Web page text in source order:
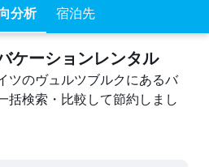
分析 宿泊先
ケーションレンタル
ツのヴュルツブルクにあるバ
括検索・比較して節約しまし